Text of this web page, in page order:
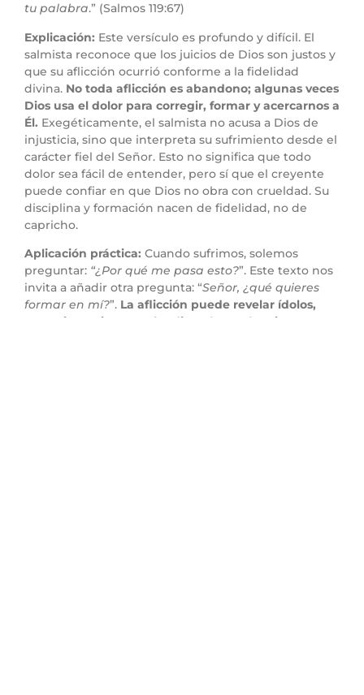
tu palabra.” (Salmos 119:67)
Explicación: Este versículo es profundo y difícil. El
salmista reconoce que los juicios de Dios son justos y
que su aflicción ocurrió conforme a la fidelidad
divina. No toda aflicción es abandono; algunas veces
Dios usa el dolor para corregir, formar y acercarnos a
Él. Exegéticamente, el salmista no acusa a Dios de
injusticia, sino que interpreta su sufrimiento desde el
carácter fiel del Señor. Esto no significa que todo
dolor sea fácil de entender, pero sí que el creyente
puede confiar en que Dios no obra con crueldad. Su
disciplina y formación nacen de fidelidad, no de
capricho.
Aplicación práctica: Cuando sufrimos, solemos
preguntar: “¿Por qué me pasa esto?”. Este texto nos
invita a añadir otra pregunta: “Señor, ¿qué quieres
formar en mí?”. La aflicción puede revelar ídolos,
corregir caminos, profundizar dependencia y